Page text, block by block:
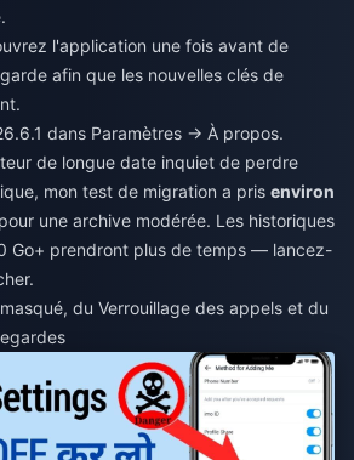
l'application une fois avant de
afin que les nouvelles clés de
dans Paramètres → À propos.
de longue date inquiet de perdre
mon test de migration a pris environ
pour une archive modérée. Les historiques
Go+ prendront plus de temps — lancez-
du Verrouillage des appels et du